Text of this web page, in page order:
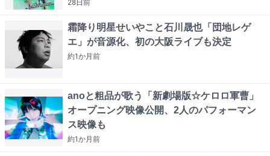
28日前
霜降り明星せいやこと石川晟也「団地レゲ
エ」が音源化、初の大阪ライブも決定
約1か月前
anoと粗品が歌う「新劇場版☆ケロロ軍曹」
オープニング映像公開、2人のパフォーマン
ス映像も
約1か月前